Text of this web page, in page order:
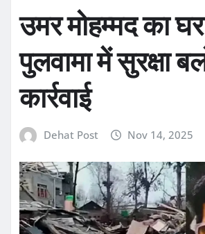
उमर मोहम्मद का
पुलवामा में सुरक्षा
कार्रवाई
Dehat Post Nov 14, 2025